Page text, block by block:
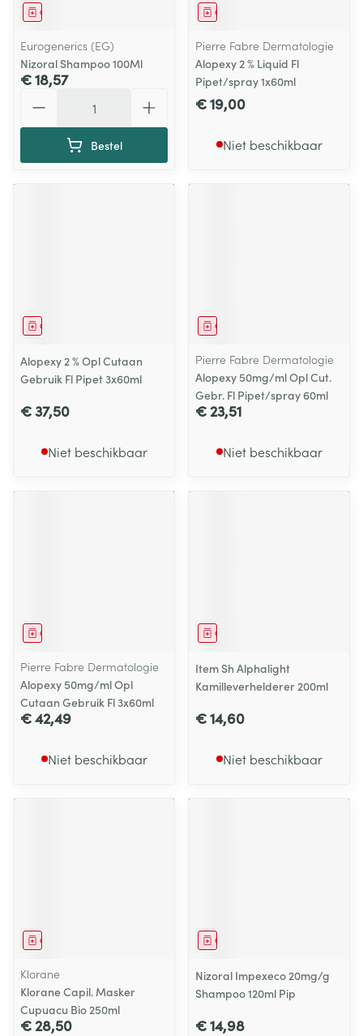
Geneesmiddel
Eurogenerics (EG)
Nizoral Shampoo 100Ml
€ 18,57
Bestel
Geneesmiddel
Pierre Fabre Dermatologie
Alopexy 2 % Liquid Fl
Pipet/spray 1x60ml
€ 19,00
Niet beschikbaar
Geneesmiddel
Alopexy 2 % Opl Cutaan
Gebruik Fl Pipet 3x60ml
€ 37,50
Niet beschikbaar
Geneesmiddel
Pierre Fabre Dermatologie
Alopexy 50mg/ml Opl Cut.
Gebr. Fl Pipet/spray 60ml
€ 23,51
Niet beschikbaar
Geneesmiddel
Pierre Fabre Dermatologie
Alopexy 50mg/ml Opl
Cutaan Gebruik Fl 3x60ml
€ 42,49
Niet beschikbaar
Geneesmiddel
Item Sh Alphalight
Kamilleverhelderer 200ml
€ 14,60
Niet beschikbaar
Geneesmiddel
Klorane
Klorane Capil. Masker
Cupuacu Bio 250ml
€ 28,50
Geneesmiddel
Nizoral Impexeco 20mg/g
Shampoo 120ml Pip
€ 14,98